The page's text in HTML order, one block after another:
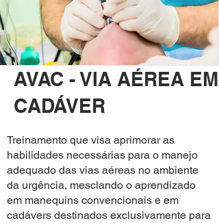
AVAC - VIA AÉREA EM
CADÁVER
Treinamento que visa aprimorar as
habilidades necessárias para o manejo
adequado das vias aéreas no ambiente
da urgência, mesclando o aprendizado
em manequins convencionais e em
cadávers destinados exclusivamente para